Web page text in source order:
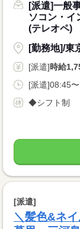
[派遣]一般
ソコン・イ
(テレオペ)
[勤務地]/東
[派遣]時給
[派遣]08:45
◆シフト制
[派遣]
＼髪色&ネ